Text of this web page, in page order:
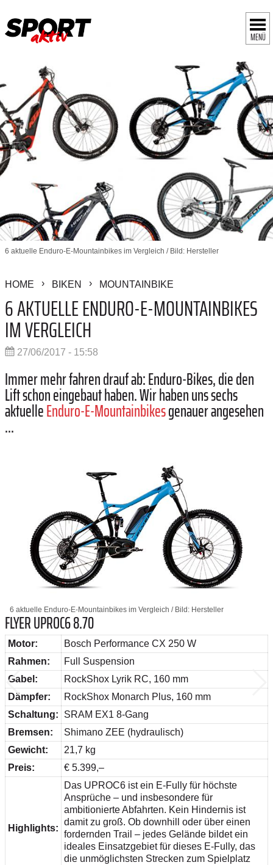
MENÜ
6 aktuelle Enduro-E-Mountainbikes im Vergleich / Bild: Hersteller
HOME BIKEN MOUNTAINBIKE
6 AKTUELLE ENDURO-E-MOUNTAINBIKES
IM VERGLEICH
27/06/2017 - 15:58
Immer mehr fahren drauf ab: Enduro-Bikes, die den
Lift schon eingebaut haben. Wir haben uns sechs
aktuelleEnduro-E-Mountainbikesgenauer angesehen
...
6 aktuelle Enduro-E-Mountainbikes im Vergleich / Bild: Hersteller
FLYER UPROC6 8.70
Motor:
Bosch Performance CX 250 W
Rahmen:
Full Suspension
Gabel:
RockShox Lyrik RC, 160 mm
Dämpfer:
RockShox Monarch Plus, 160 mm
Schaltung:
SRAM EX1 8-Gang
Bremsen:
Shimano ZEE (hydraulisch)
Gewicht:
21,7 kg
Preis:
€ 5.399,–
Highlights:
Das UPROC6 ist ein E-Fully für höchste
Ansprüche – und insbesondere für
ambitionierte Abfahrten. Kein Hindernis ist
damit zu groß. Ob downhill oder über einen
fordernden Trail – jedes Gelände bildet ein
ideales Einsatzgebiet für dieses E-Fully, das
die unmöglichsten Strecken zum Spielplatz